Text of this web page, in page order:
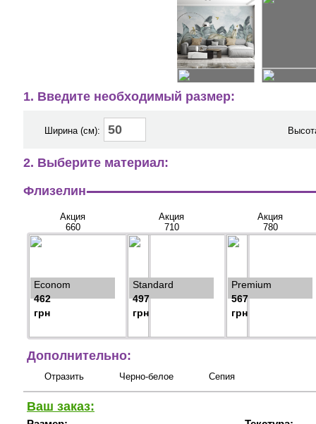
1. Введите необходимый размер:
Ширина (см):
2. Выберите материал:
Флизелин
Акция
660
Econom
462
грн
Акция
710
Standard
497
грн
Акция
780
Premium
567
грн
Дополнительно:
Отразить Черно-белое Сепия
Ваш заказ: